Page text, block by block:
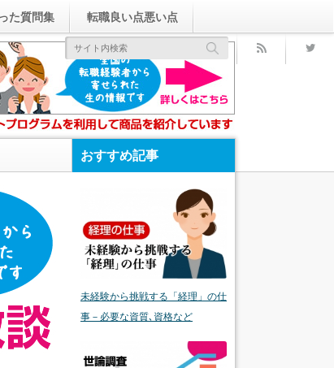
た質問集 転職良い点悪い点
rss
おすすめ記事
未経験から挑戦する「経理」の仕
事－必要な資質､資格など